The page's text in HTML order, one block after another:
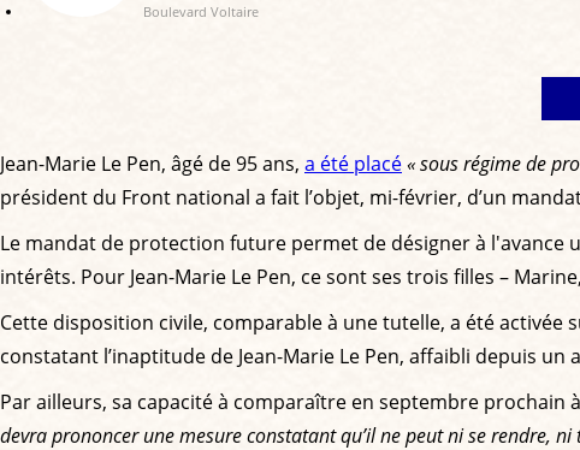
Boulevard Voltaire
Jean-Marie Le Pen, âgé de 95 ans, a été placé« sous régime de
président du Front national a fait l’objet, mi-février, d’un
Le mandat de protection future permet de désigner à
intérêts. Pour Jean-Marie Le Pen, ce sont ses trois filles –
Cette disposition civile, comparable à une tutelle, a été
constatant l’inaptitude de Jean-Marie Le Pen, affaibli depuis un
Par ailleurs, sa capacité à comparaître en septembre prochain
devra prononcer une mesure constatant qu’il ne peut ni se rendre,